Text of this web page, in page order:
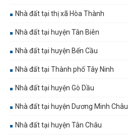
Nhà đất tại thị xã Hòa Thành
Nhà đất tại huyện Tân Biên
Nhà đất tại huyện Bến Cầu
Nhà đất tại Thành phố Tây Ninh
Nhà đất tại huyện Gò Dầu
Nhà đất tại huyện Dương Minh Châu
Nhà đất tại huyện Tân Châu